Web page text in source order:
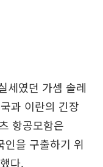
세였던 가셈 솔레
과 이란의 긴장
항공모함은
인을 구출하기 위
다.